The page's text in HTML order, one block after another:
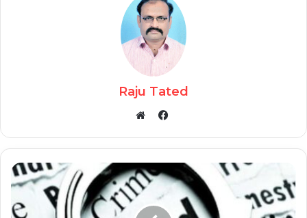
Raju Tated
Facebook